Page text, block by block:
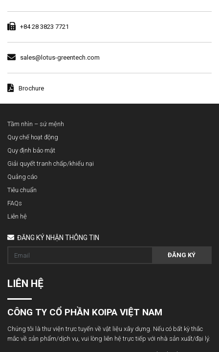
+84 28 3823 7721
sales@lotus-greentech.com
Brochure
Tầm nhìn – sứ mệnh
Quy chế hoạt động
Quy định bảo mật
Giải quyết tranh chấp/khiếu nại
Quảng cáo
Tiêu chuẩn
FAQs
Liên hệ
ĐĂNG KÝ NHẬN THÔNG TIN
ĐĂNG KÝ
LIÊN HỆ
CÔNG TY CỔ PHẦN KOIPA VIỆT NAM
Chúng tôi là thư viện trực tuyến về vật liệu xây dựng. Nếu có bất kỳ thắc
mắc về sản phẩm/dịch vụ, vui lòng liên hệ trực tiếp với nhà sản xuất/đại lý.